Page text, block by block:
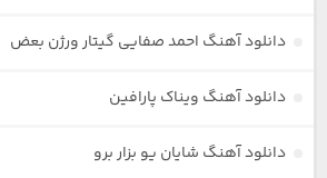
دانلود آهنگ احمد صفایی گیتار ورژن بعض
دانلود آهنگ ویناک پارافین
دانلود آهنگ شایان یو بزار برو